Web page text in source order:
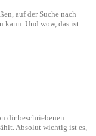
auf der Suche nach
kann. Und wow, das ist
dir beschriebenen
Absolut wichtig ist es,